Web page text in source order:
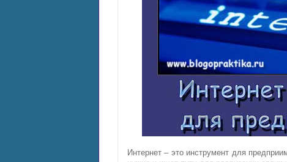
Интернет – это инструмент для